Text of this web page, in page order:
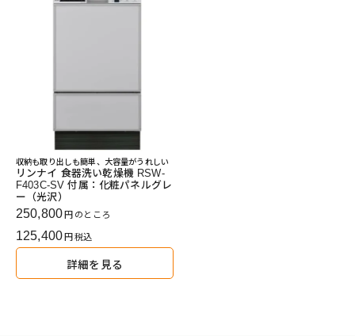
収納も取り出しも簡単、大容量がうれしい
リンナイ 食器洗い乾燥機 RSW-
F403C-SV 付属：化粧パネルグレ
ー（光沢）
250,800 のところ
125,400 税込
詳細を見る